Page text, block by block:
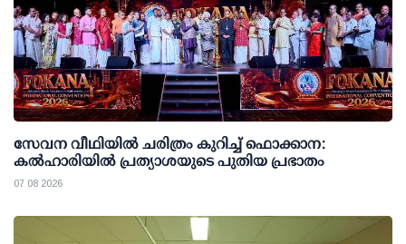
സേവന വീഥിയില്‍ ചരിത്രം കുറിച്ച് ഫൊക്കാന:
കല്‍ഹാരിയില്‍ പ്രത്യാശയുടെ പുതിയ പ്രഭാതം
07 08 2026